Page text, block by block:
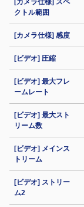
[カメラ仕様] スペ
クトル範囲
[カメラ仕様] 感度
[ビデオ] 圧縮
[ビデオ] 最大フレ
ームレート
[ビデオ] 最大スト
リーム数
[ビデオ] メインス
トリーム
[ビデオ] ストリー
ム2